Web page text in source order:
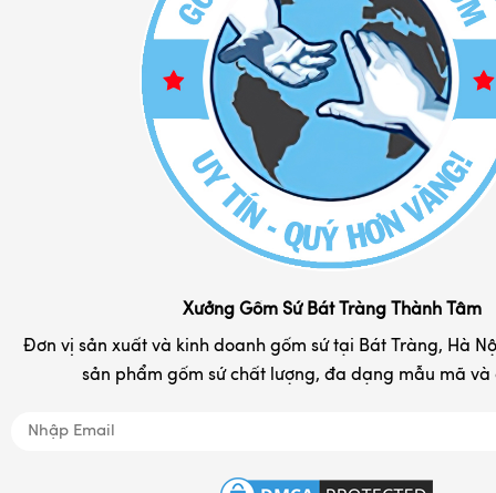
Xưởng Gốm Sứ Bát Tràng Thành Tâm
Đơn vị sản xuất và kinh doanh gốm sứ tại Bát Tràng, Hà
sản phẩm gốm sứ chất lượng, đa dạng mẫu mã và
Bình lọ hoa sứ
Bình hút lộc gốm sứ đẹp
Bình rượu - nậm rượu sứ
Cốc sứ - ly tách cafe
Chum rượu - vò rượu
Đĩa sứ lưu niệm in logo
Khay đựng mứt kẹo
Tranh gốm sứ đẹp
Nồi niêu đất gốm Bát Tràng
Đồ tâm linh
Chính Sách Đổi Trả
Chính Sách Vận Chuyển
Phương Thức Thanh Toán